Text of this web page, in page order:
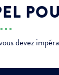
devez